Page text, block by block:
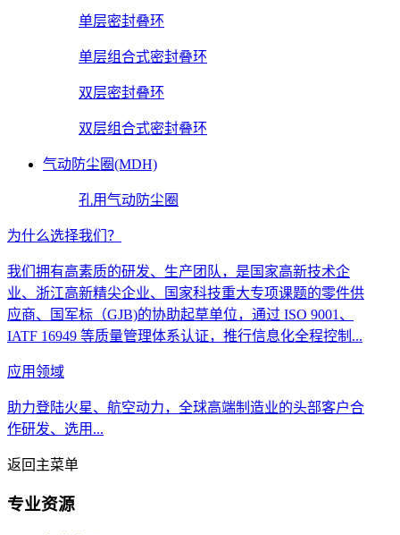
单层密封叠环
单层组合式密封叠环
双层密封叠环
双层组合式密封叠环
气动防尘圈(MDH)
孔用气动防尘圈
为什么选择我们？
我们拥有高素质的研发、生产团队，是国家高新技术企
业、浙江高新精尖企业、国家科技重大专项课题的零件供
应商、国军标（GJB)的协助起草单位，通过 ISO 9001、
IATF 16949 等质量管理体系认证，推行信息化全程控制...
应用领域
助力登陆火星、航空动力，全球高端制造业的头部客户合
作研发、选用...
返回主菜单
专业资源